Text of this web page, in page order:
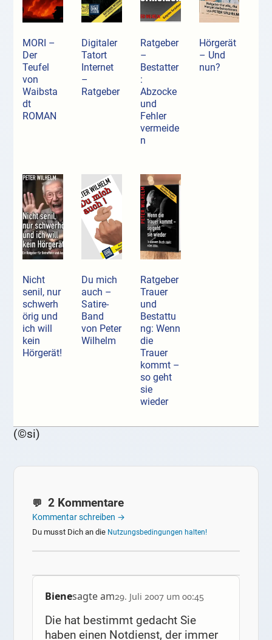
MORI –
Der
Teufel
von
Waibsta
dt
ROMAN
Digitaler
Tatort
Internet
–
Ratgeber
Ratgeber
–
Bestatter
:
Abzocke
und
Fehler
vermeide
n
Hörgerät
– Und
nun?
Nicht
senil, nur
schwerh
örig und
ich will
kein
Hörgerät!
Du mich
auch –
Satire-
Band
von Peter
Wilhelm
Ratgeber
Trauer
und
Bestattu
ng: Wenn
die
Trauer
kommt –
so geht
sie
wieder
(©si)
2 Kommentare
Kommentar schreiben →
Du musst Dich an die Nutzungsbedingungen halten!
Bienesagte am29. Juli 2007 um 00:45
Die hat bestimmt gedacht Sie
haben einen Notdienst, der immer